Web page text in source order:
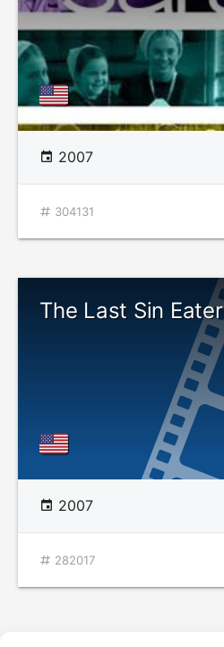
2007
304131
The Last Sin Eater
2007
282017